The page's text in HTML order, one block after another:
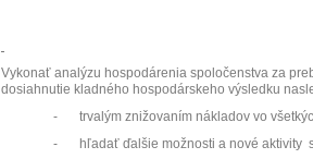
Vykonať analýzu hospodárenia spoločenstva za
dosiahnutie kladného hospodárskeho výsledku
-
trvalým znižovaním nákladov vo
-
hľadať ďalšie možnosti a nové aktivity